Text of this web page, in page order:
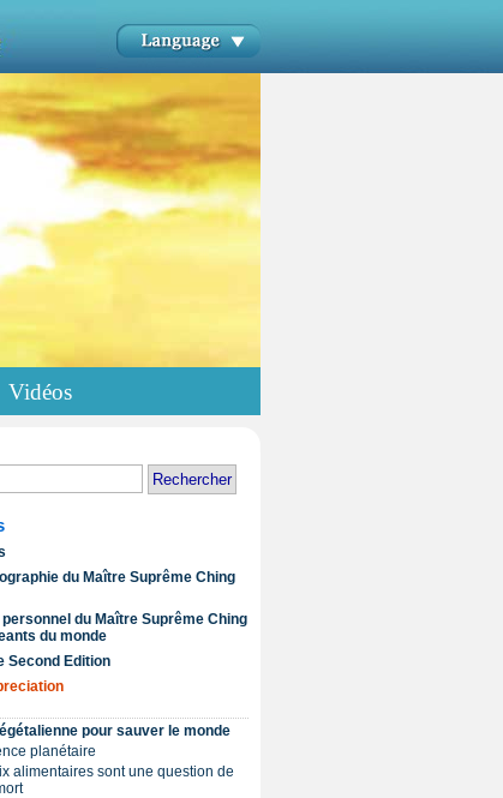
Vidéos
du Maître Suprême Ching
du Maître Suprême Ching
du monde
Second Edition
pour sauver le monde
planétaire
alimentaires sont une question de